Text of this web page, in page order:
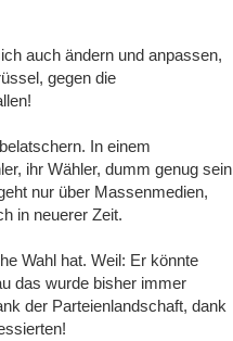
auch ändern und anpassen,
gegen die
In einem
ihr Wähler, dumm genug sein
nur über Massenmedien,
in neuerer Zeit.
Wahl hat. Weil: Er könnte
das wurde bisher immer
der Parteienlandschaft, dank